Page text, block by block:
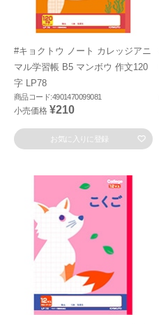
#キョクトウ ノート カレッジアニ
マル学習帳 B5 マンボウ 作文120
字 LP78
商品コード:4901470099081
小売価格 ¥210
お気に入りに登録